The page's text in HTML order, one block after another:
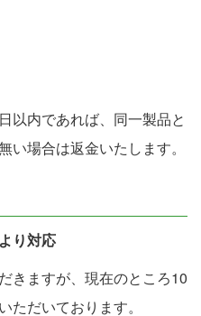
以内であれば、同一製品と
場合は返金いたします。
り対応
きますが、現在のところ10
ただいております。